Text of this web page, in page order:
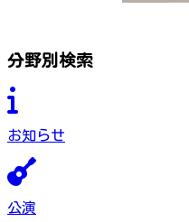
分野別検索
お知らせ
公演